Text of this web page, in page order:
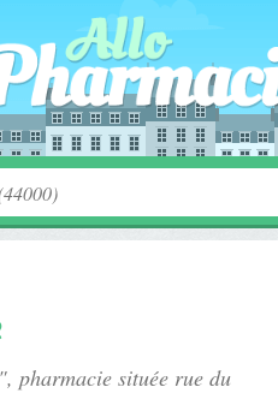
pharmacie située rue du